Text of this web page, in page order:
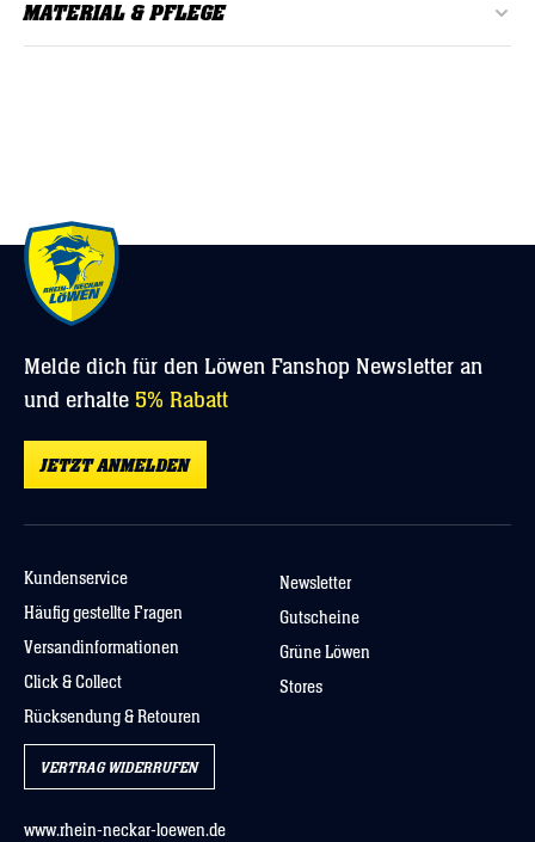
Farbe: Dunkelblau, Gelb
MATERIAL & PFLEGE
Nicht weichspülen
Melde dich für den Löwen Fanshop Newsletter an
und erhalte 5% Rabatt
JETZT ANMELDEN
Kundenservice
Häufig gestellte Fragen
Versandinformationen
Click & Collect
Rücksendung & Retouren
Newsletter
Gutscheine
Grüne Löwen
Stores
VERTRAG WIDERRUFEN
www.rhein-neckar-loewen.de